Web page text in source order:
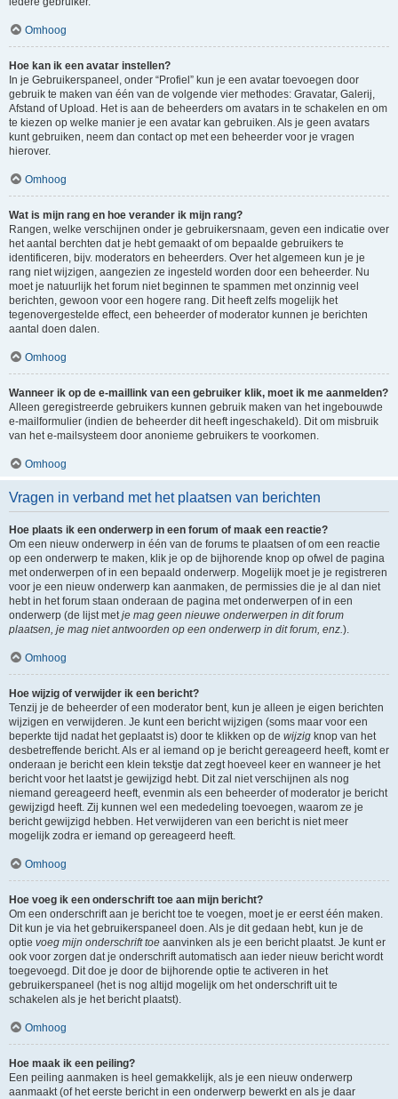
Omhoog
Hoe kan ik een avatar instellen?
In je Gebruikerspaneel, onder “Profiel” kun je een avatar toevoegen door
gebruik te maken van één van de volgende vier methodes: Gravatar, Galerij,
Afstand of Upload. Het is aan de beheerders om avatars in te schakelen en om
te kiezen op welke manier je een avatar kan gebruiken. Als je geen avatars
kunt gebruiken, neem dan contact op met een beheerder voor je vragen
hierover.
Omhoog
Wat is mijn rang en hoe verander ik mijn rang?
Rangen, welke verschijnen onder je gebruikersnaam, geven een indicatie over
het aantal berchten dat je hebt gemaakt of om bepaalde gebruikers te
identificeren, bijv. moderators en beheerders. Over het algemeen kun je je
rang niet wijzigen, aangezien ze ingesteld worden door een beheerder. Nu
moet je natuurlijk het forum niet beginnen te spammen met onzinnig veel
berichten, gewoon voor een hogere rang. Dit heeft zelfs mogelijk het
tegenovergestelde effect, een beheerder of moderator kunnen je berichten
aantal doen dalen.
Omhoog
Wanneer ik op de e-maillink van een gebruiker klik, moet ik me aanmelden?
Alleen geregistreerde gebruikers kunnen gebruik maken van het ingebouwde
e-mailformulier (indien de beheerder dit heeft ingeschakeld). Dit om misbruik
van het e-mailsysteem door anonieme gebruikers te voorkomen.
Omhoog
Vragen in verband met het plaatsen van berichten
Hoe plaats ik een onderwerp in een forum of maak een reactie?
Om een nieuw onderwerp in één van de forums te plaatsen of om een reactie
op een onderwerp te maken, klik je op de bijhorende knop op ofwel de pagina
met onderwerpen of in een bepaald onderwerp. Mogelijk moet je je registreren
voor je een nieuw onderwerp kan aanmaken, de permissies die je al dan niet
hebt in het forum staan onderaan de pagina met onderwerpen of in een
onderwerp (de lijst metje mag geen nieuwe onderwerpen in dit forum
plaatsen, je mag niet antwoorden op een onderwerp in dit forum, enz.).
Omhoog
Hoe wijzig of verwijder ik een bericht?
Tenzij je de beheerder of een moderator bent, kun je alleen je eigen berichten
wijzigen en verwijderen. Je kunt een bericht wijzigen (soms maar voor een
beperkte tijd nadat het geplaatst is) door te klikken op de wijzig knop van het
desbetreffende bericht. Als er al iemand op je bericht gereageerd heeft, komt er
onderaan je bericht een klein tekstje dat zegt hoeveel keer en wanneer je het
bericht voor het laatst je gewijzigd hebt. Dit zal niet verschijnen als nog
niemand gereageerd heeft, evenmin als een beheerder of moderator je bericht
gewijzigd heeft. Zij kunnen wel een mededeling toevoegen, waarom ze je
bericht gewijzigd hebben. Het verwijderen van een bericht is niet meer
mogelijk zodra er iemand op gereageerd heeft.
Omhoog
Hoe voeg ik een onderschrift toe aan mijn bericht?
Om een onderschrift aan je bericht toe te voegen, moet je er eerst één maken.
Dit kun je via het gebruikerspaneel doen. Als je dit gedaan hebt, kun je de
optie voeg mijn onderschrift toe aanvinken als je een bericht plaatst. Je kunt er
ook voor zorgen dat je onderschrift automatisch aan ieder nieuw bericht wordt
toegevoegd. Dit doe je door de bijhorende optie te activeren in het
gebruikerspaneel (het is nog altijd mogelijk om het onderschrift uit te
schakelen als je het bericht plaatst).
Omhoog
Hoe maak ik een peiling?
Een peiling aanmaken is heel gemakkelijk, als je een nieuw onderwerp
aanmaakt (of het eerste bericht in een onderwerp bewerkt en als je daar